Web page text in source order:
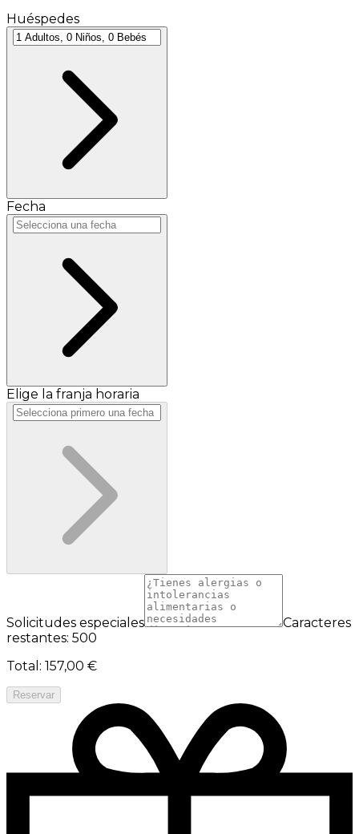
Huéspedes
Fecha
Elige la franja horaria
Solicitudes especiales
Caracteres
restantes: 500
Total : 157,00 €
Reservar